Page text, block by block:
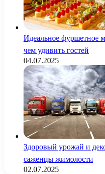
Идеальное фуршетное
чем удивить гостей
04.07.2025
Здоровый урожай и
саженцы жимолости
02.07.2025